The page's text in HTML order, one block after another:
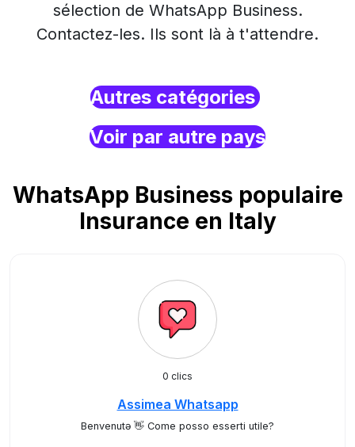
sélection de WhatsApp Business.
Contactez-les. Ils sont là à t'attendre.
Autres catégories
Voir par autre pays
WhatsApp Business populaire
Insurance en Italy
0 clics
Assimea Whatsapp
Benvenutə 👋 Come posso esserti utile?